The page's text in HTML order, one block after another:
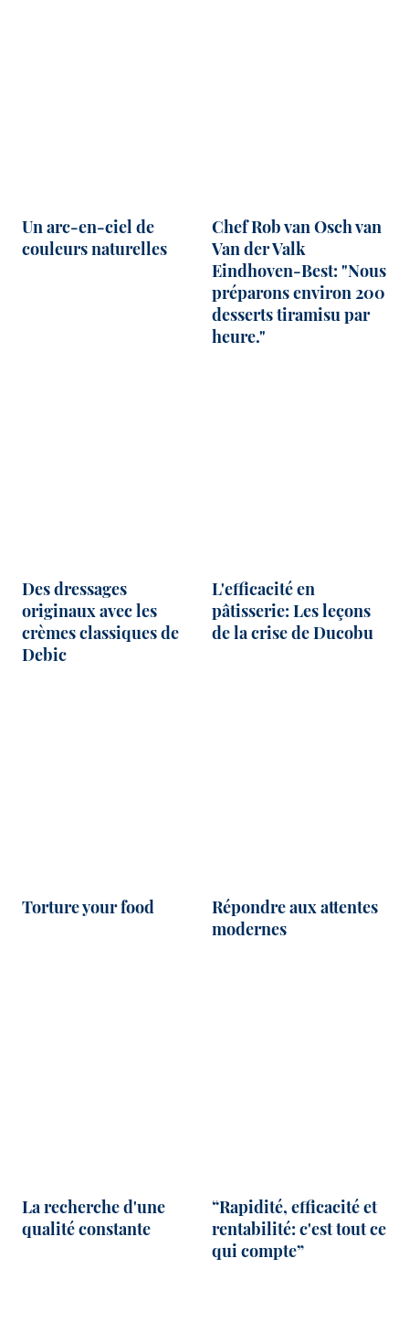
Un arc-en-ciel de
couleurs naturelles
Chef Rob van Osch van
Van der Valk
Eindhoven-Best: "Nous
préparons environ 200
desserts tiramisu par
heure."
Des dressages
originaux avec les
crèmes classiques de
Debic
L'efficacité en
pâtisserie: Les leçons
de la crise de Ducobu
Torture your food
Répondre aux attentes
modernes
La recherche d'une
qualité constante
“Rapidité, efficacité et
rentabilité: c'est tout ce
qui compte”